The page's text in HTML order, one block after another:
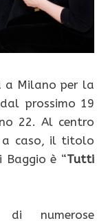
a Milano per la
prossimo 19
22. Al centro
a caso, il titolo
Baggio è “Tutti
di numerose